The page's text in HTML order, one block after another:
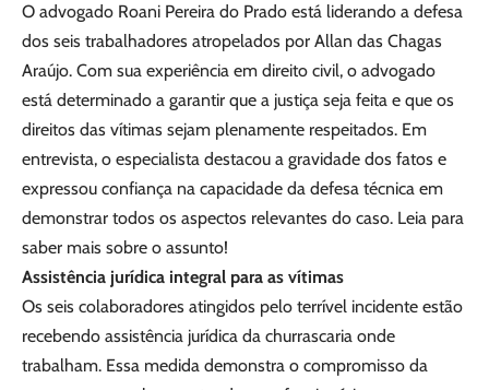
O advogado Roani Pereira do Prado está liderando a defesa
dos seis trabalhadores atropelados por Allan das Chagas
Araújo. Com sua experiência em direito civil, o advogado
está determinado a garantir que a justiça seja feita e que os
direitos das vítimas sejam plenamente respeitados. Em
entrevista, o especialista destacou a gravidade dos fatos e
expressou confiança na capacidade da defesa técnica em
demonstrar todos os aspectos relevantes do caso. Leia para
saber mais sobre o assunto!
Assistência jurídica integral para as vítimas
Os seis colaboradores atingidos pelo terrível incidente estão
recebendo assistência jurídica da churrascaria onde
trabalham. Essa medida demonstra o compromisso da